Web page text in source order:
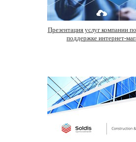
Презентация услуг компании
поддержке интернет-